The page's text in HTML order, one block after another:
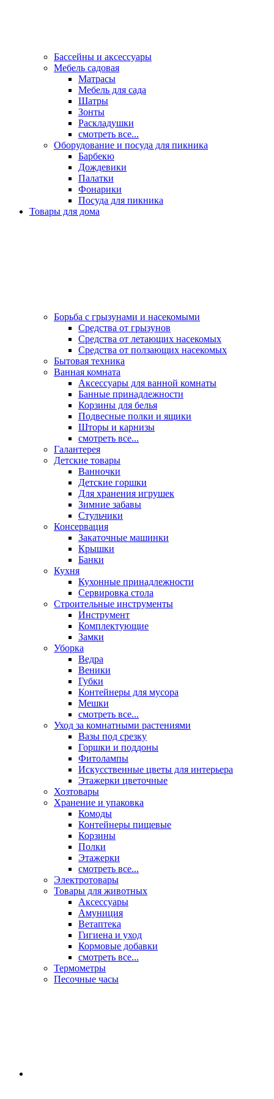
Бассейны и аксессуары
Мебель садовая
Матрасы
Мебель для сада
Шатры
Зонты
Раскладушки
смотреть все...
Оборудование и посуда для пикника
Барбекю
Дождевики
Палатки
Фонарики
Посуда для пикника
Товары для дома
Борьба с грызунами и насекомыми
Средства от грызунов
Средства от летающих насекомых
Средства от ползающих насекомых
Бытовая техника
Ванная комната
Аксессуары для ванной комнаты
Банные принадлежности
Корзины для белья
Подвесные полки и ящики
Шторы и карнизы
смотреть все...
Галантерея
Детские товары
Ванночки
Детские горшки
Для хранения игрушек
Зимние забавы
Стульчики
Консервация
Закаточные машинки
Крышки
Банки
Кухня
Кухонные принадлежности
Сервировка стола
Строительные инструменты
Инструмент
Комплектующие
Замки
Уборка
Ведра
Веники
Губки
Контейнеры для мусора
Мешки
смотреть все...
Уход за комнатными растениями
Вазы под срезку
Горшки и поддоны
Фитолампы
Искусственные цветы для интерьера
Этажерки цветочные
Хозтовары
Хранение и упаковка
Комоды
Контейнеры пищевые
Корзины
Полки
Этажерки
смотреть все...
Электротовары
Товары для животных
Аксессуары
Амуниция
Ветаптека
Гигиена и уход
Кормовые добавки
смотреть все...
Термометры
Песочные часы